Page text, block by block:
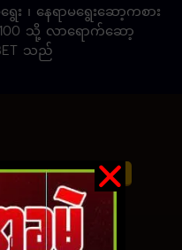
း ၊ နေရာမရွေးဆော့ကစား
သို့ လာရောက်ဆော့
သည်
Online ငါး ဂိမ်း apk
Mee ငါး ပစ် ဂိမ်း
ufabet888